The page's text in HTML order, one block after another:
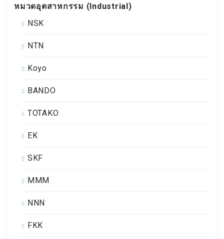
หมวดอุตสาหกรรม (Industrial)
NSK
NTN
Koyo
BANDO
TOTAKO
EK
SKF
MMM
NNN
FKK